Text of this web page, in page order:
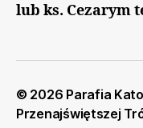
lub ks. Cezarym
© 2026 Parafia
Przenajświętszej